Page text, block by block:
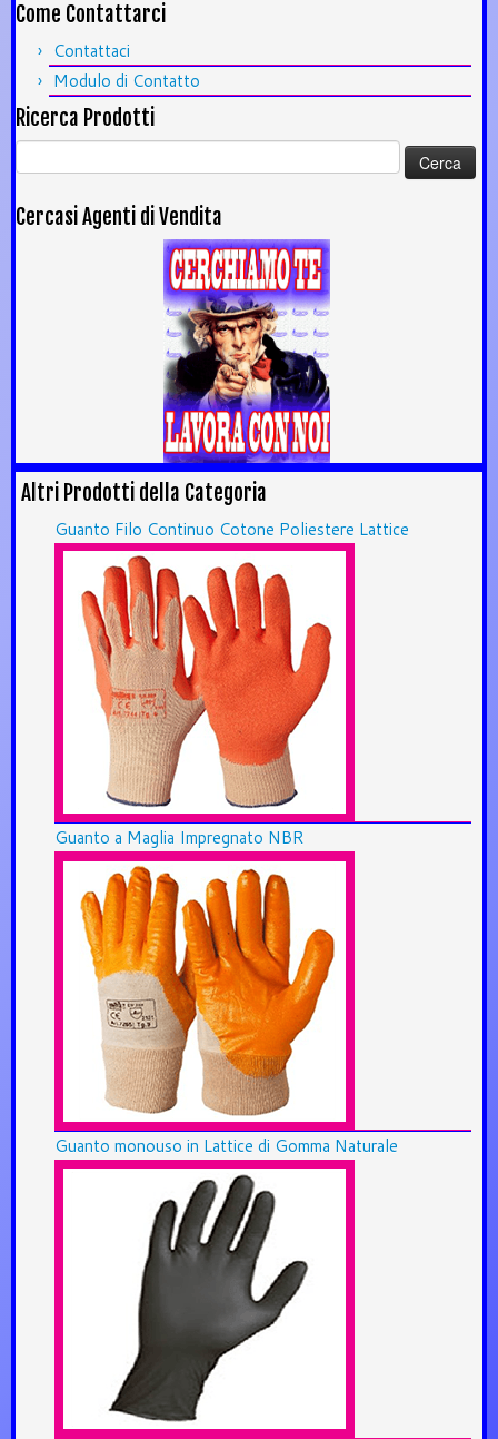
Come Contattarci
Contattaci
Modulo di Contatto
Ricerca Prodotti
Ricerca
per:
Cercasi Agenti di Vendita
Altri Prodotti della Categoria
Guanto Filo Continuo Cotone Poliestere Lattice
Guanto a Maglia Impregnato NBR
Guanto monouso in Lattice di Gomma Naturale